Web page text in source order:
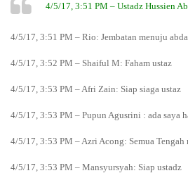
4/5/17, 3:51 PM – Ustadz Hussien
4/5/17, 3:51 PM – Rio: Jembatan menuju
4/5/17, 3:52 PM – Shaiful M: Faham ustaz
4/5/17, 3:53 PM – Afri Zain: Siap siaga ustaz
4/5/17, 3:53 PM – Pupun Agusrini : ada saya
4/5/17, 3:53 PM – Azri Acong: Semua
4/5/17, 3:53 PM – Mansyursyah: Siap ustadz